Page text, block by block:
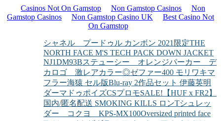
Casinos Not On Gamstop Non Gamstop Casinos
Non
Gamstop Casinos
Non Gamstop Casino UK
Best Casino Not
On Gamstop
シャネル プードゥル カンボン 2021限定THE
NORTH FACE M'S TECH PACK DOWN JACKET
NJ1DM93Bステューシー オレンジパーカー デ
カロゴ 激レアカラー◎ゼファー400 モリワキマ
フラー海猿 セル版Blu-ray 2作品セット 伊藤英明
ダーマドゥポイズCSプロモSALE!【HUF x FR2】
国内/匿名配送 SMOKING KILLS ロンTシュレッ
ダー コクヨ KPS-MX100Oversized printed face